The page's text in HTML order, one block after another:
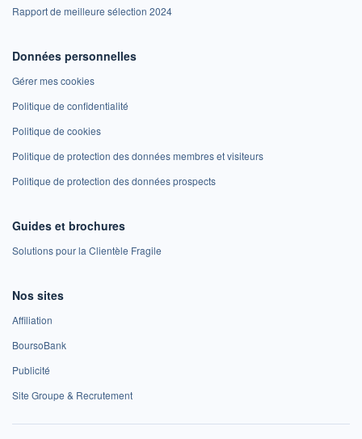
Rapport de meilleure sélection 2024
Données personnelles
Gérer mes cookies
Politique de confidentialité
Politique de cookies
Politique de protection des données membres et visiteurs
Politique de protection des données prospects
Guides et brochures
Solutions pour la Clientèle Fragile
Nos sites
Affiliation
BoursoBank
Publicité
Site Groupe & Recrutement